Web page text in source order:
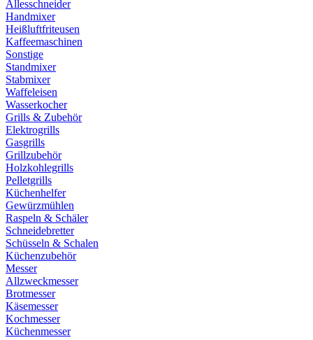
Allesschneider
Handmixer
Heißluftfriteusen
Kaffeemaschinen
Sonstige
Standmixer
Stabmixer
Waffeleisen
Wasserkocher
Grills & Zubehör
Elektrogrills
Gasgrills
Grillzubehör
Holzkohlegrills
Pelletgrills
Küchenhelfer
Gewürzmühlen
Raspeln & Schäler
Schneidebretter
Schüsseln & Schalen
Küchenzubehör
Messer
Allzweckmesser
Brotmesser
Käsemesser
Kochmesser
Küchenmesser